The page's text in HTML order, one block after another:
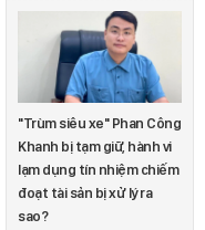
"Trùm siêu xe" Phan Công
Khanh bị tạm giữ, hành vi
lạm dụng tín nhiệm chiếm
đoạt tài sản bị xử lý ra
sao?